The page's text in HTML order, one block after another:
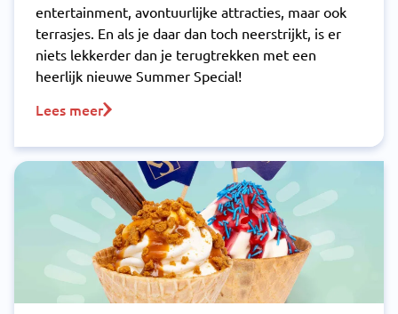
entertainment, avontuurlijke attracties, maar ook
terrasjes. En als je daar dan toch neerstrijkt, is er
niets lekkerder dan je terugtrekken met een
heerlijk nieuwe Summer Special!
Lees meer